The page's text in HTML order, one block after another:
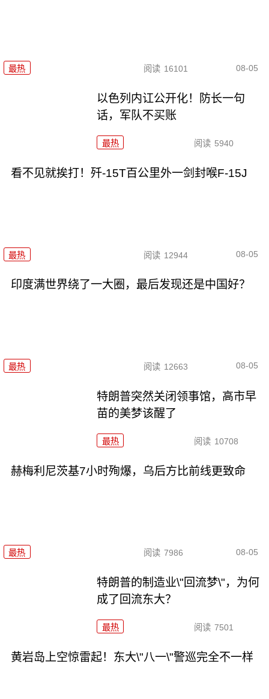
最热 阅读 16101 08-05
以色列内讧公开化！防长一句
话，军队不买账
最热 阅读 5940
看不见就挨打！歼-15T百公里外一剑封喉F-15J
最热 阅读 12944 08-05
印度满世界绕了一大圈，最后发现还是中国好？
最热 阅读 12663 08-05
特朗普突然关闭领事馆，高市早
苗的美梦该醒了
最热 阅读 10708
赫梅利尼茨基7小时殉爆，乌后方比前线更致命
最热 阅读 7986 08-05
特朗普的制造业\"回流梦\"，为何
成了回流东大？
最热 阅读 7501
黄岩岛上空惊雷起！东大\"八一\"警巡完全不一样